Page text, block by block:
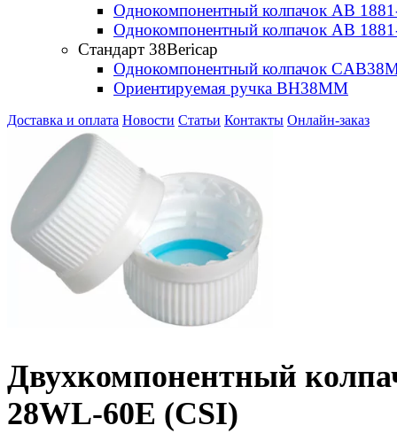
Однокомпонентный колпачок AB
Однокомпонентный колпачок AB
Стандарт 38Bericap
Однокомпонентный колпачок
Ориентируемая ручка BH38MM
Доставка и оплата Новости Статьи Контакты Онлайн-заказ
Двухкомпонентный
28WL-60E (CSI)